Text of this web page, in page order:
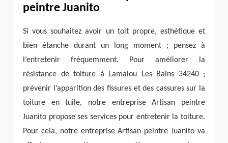
peintre Juanito
Si vous souhaitez avoir un toit propre, esthétique et
bien étanche durant un long moment ; pensez à
l’entretenir fréquemment. Pour améliorer la
résistance de toiture à Lamalou Les Bains 34240 ;
prévenir l’apparition des fissures et des cassures sur la
toiture en tuile, notre entreprise Artisan peintre
Juanito propose ses services pour entretenir la toiture.
Pour cela, notre entreprise Artisan peintre Juanito va